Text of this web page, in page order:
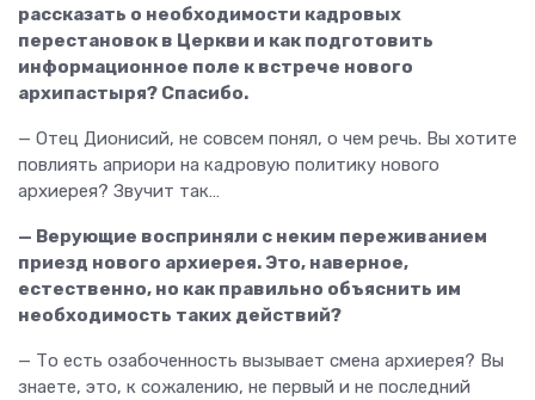
рассказать о необходимости кадровых
перестановок в Церкви и как подготовить
информационное поле к встрече нового
архипастыря? Спасибо.
— Отец Дионисий, не совсем понял, о чем речь. Вы хотите
повлиять априори на кадровую политику нового
архиерея? Звучит так…
— Верующие восприняли с неким переживанием
приезд нового архиерея. Это, наверное,
естественно, но как правильно объяснить им
необходимость таких действий?
— То есть озабоченность вызывает смена архиерея? Вы
знаете, это, к сожалению, не первый и не последний